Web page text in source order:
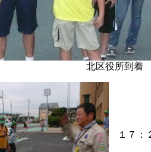
北区役所到着
１７：